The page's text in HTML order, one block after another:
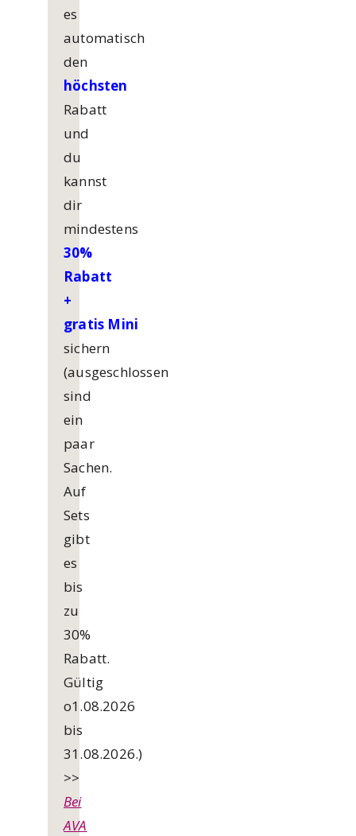
es
automatisch
den
höchsten
Rabatt
und
du
kannst
dir
mindestens
30%
Rabatt
+
gratis Mini
sichern
(ausgeschlossen
sind
ein
paar
Sachen.
Auf
Sets
gibt
es
bis
zu
30%
Rabatt.
Gültig
o1.08.2026
bis
31.08.2026.)
>>
Bei
AVA